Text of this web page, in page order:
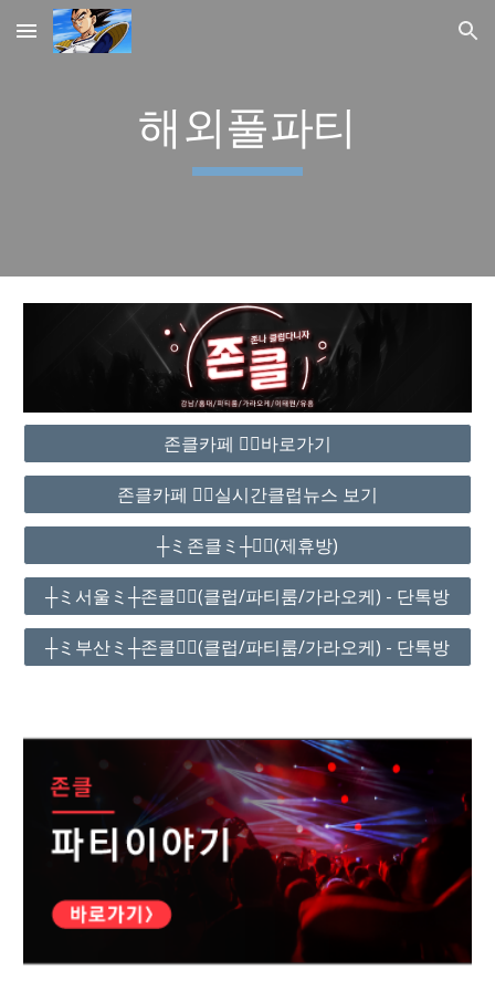
Skip to main content Skip to navigation
해외풀파티
존클카페 ❤️‍🔥바로가기
존클카페 ❤️‍🔥실시간클럽뉴스 보기
┼ミ존클ミ┼❤️‍🔥(제휴방)
┼ミ서울ミ┼존클❤️‍🔥(클럽/파티룸/가라오케) - 단톡방
┼ミ부산ミ┼존클❤️‍🔥(클럽/파티룸/가라오케) - 단톡방